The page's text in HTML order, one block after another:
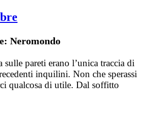
Neromondo
pareti erano l’unica traccia di
inquilini. Non che sperassi
qualcosa di utile. Dal soffitto